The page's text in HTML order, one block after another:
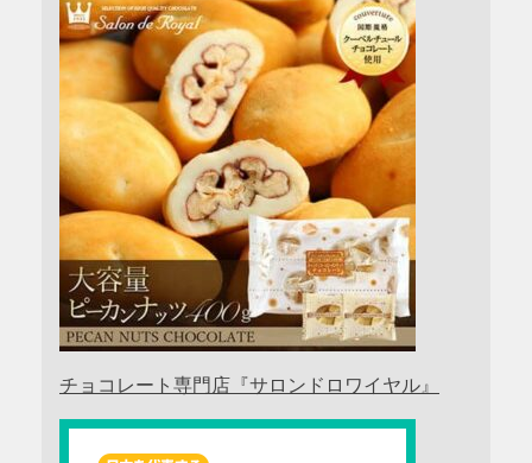
チョコレート専門店『サロンドロワイヤル』